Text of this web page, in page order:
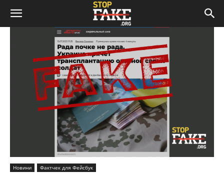
Новини Фактчек для Фейсбук